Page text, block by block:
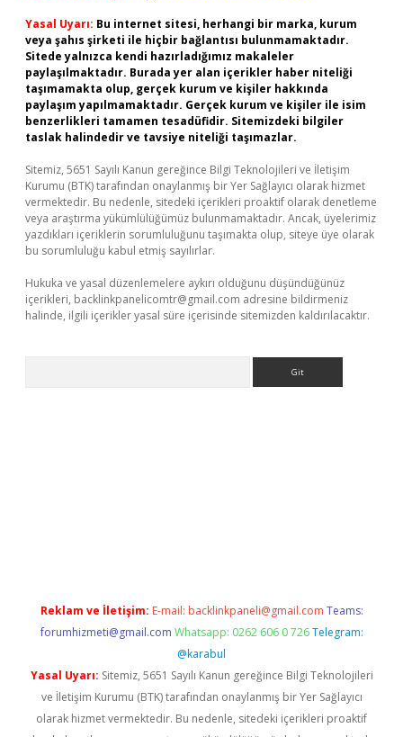
Yasal Uyarı: Bu internet sitesi, herhangi bir marka, kurum
veya şahıs şirketi ile hiçbir bağlantısı bulunmamaktadır.
Sitede yalnızca kendi hazırladığımız makaleler
paylaşılmaktadır. Burada yer alan içerikler haber niteliği
taşımamakta olup, gerçek kurum ve kişiler hakkında
paylaşım yapılmamaktadır. Gerçek kurum ve kişiler ile isim
benzerlikleri tamamen tesadüfidir. Sitemizdeki bilgiler
taslak halindedir ve tavsiye niteliği taşımazlar.
Sitemiz, 5651 Sayılı Kanun gereğince Bilgi Teknolojileri ve İletişim
Kurumu (BTK) tarafından onaylanmış bir Yer Sağlayıcı olarak hizmet
vermektedir. Bu nedenle, sitedeki içerikleri proaktif olarak denetleme
veya araştırma yükümlülüğümüz bulunmamaktadır. Ancak, üyelerimiz
yazdıkları içeriklerin sorumluluğunu taşımakta olup, siteye üye olarak
bu sorumluluğu kabul etmiş sayılırlar.
Hukuka ve yasal düzenlemelere aykırı olduğunu düşündüğünüz
içerikleri, backlinkpanelicomtr@gmail.com adresine bildirmeniz
halinde, ilgili içerikler yasal süre içerisinde sitemizden kaldırılacaktır.
Reklam ve İletişim: E-mail: backlinkpaneli@gmail.com Teams:
forumhizmeti@gmail.com Whatsapp: 0262 606 0 726 Telegram:
@karabul
Yasal Uyarı: Sitemiz, 5651 Sayılı Kanun gereğince Bilgi Teknolojileri
ve İletişim Kurumu (BTK) tarafından onaylanmış bir Yer Sağlayıcı
olarak hizmet vermektedir. Bu nedenle, sitedeki içerikleri proaktif